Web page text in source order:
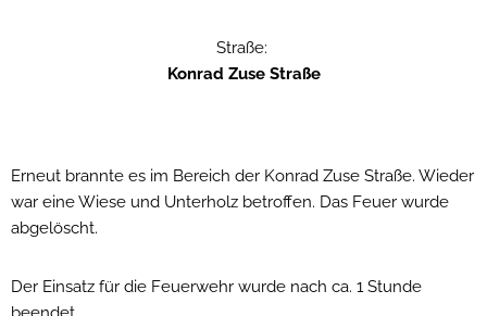
Straße:
Konrad Zuse Straße
Erneut brannte es im Bereich der Konrad Zuse Straße. Wieder
war eine Wiese und Unterholz betroffen. Das Feuer wurde
abgelöscht.
Der Einsatz für die Feuerwehr wurde nach ca. 1 Stunde